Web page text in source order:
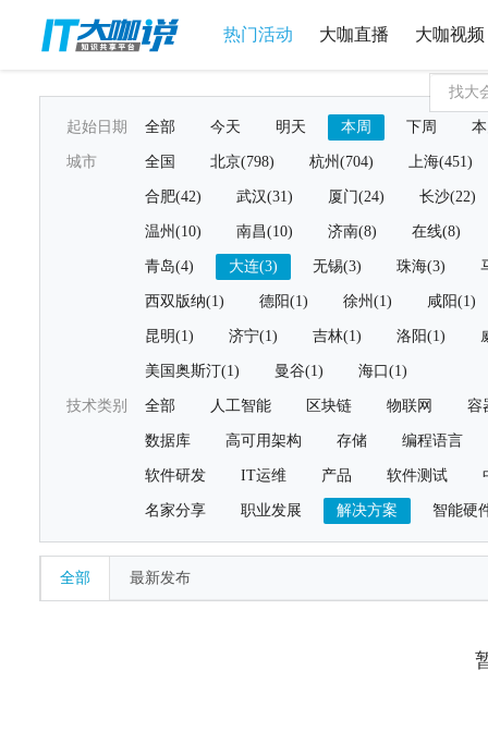
热门活动 大咖直播 大咖视频
起始日期 全部 今天 明天 本周 下周
城市 全国 北京(798) 杭州(704) 上海(451)
合肥(42) 武汉(31) 厦门(24) 长沙(22)
温州(10) 南昌(10) 济南(8) 在线(8)
青岛(4) 大连(3) 无锡(3) 珠海(3)
西双版纳(1) 德阳(1) 徐州(1) 咸阳(1)
昆明(1) 济宁(1) 吉林(1) 洛阳(1)
美国奥斯汀(1) 曼谷(1) 海口(1)
技术类别 全部 人工智能 区块链 物联网 容
数据库 高可用架构 存储 编程语言
软件研发 IT运维 产品 软件测试
名家分享 职业发展 解决方案 智能硬
全部 最新发布